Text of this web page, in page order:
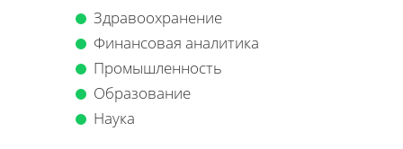
Здравоохранение
Финансовая аналитика
Промышленность
Образование
Наука